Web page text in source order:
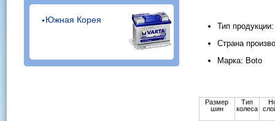
Южная Корея
Тип
Страна
Марка: Boto
Размер
шин
Тип
колеса